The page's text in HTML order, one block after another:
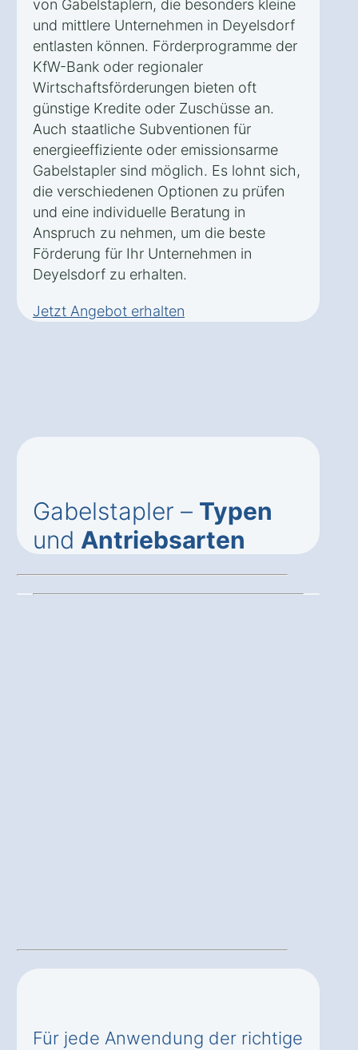
von Gabelstaplern, die besonders kleine
und mittlere Unternehmen in Deyelsdorf
entlasten können. Förderprogramme der
KfW-Bank oder regionaler
Wirtschaftsförderungen bieten oft
günstige Kredite oder Zuschüsse an.
Auch staatliche Subventionen für
energieeffiziente oder emissionsarme
Gabelstapler sind möglich. Es lohnt sich,
die verschiedenen Optionen zu prüfen
und eine individuelle Beratung in
Anspruch zu nehmen, um die beste
Förderung für Ihr Unternehmen in
Deyelsdorf zu erhalten.
Jetzt Angebot erhalten
Gabelstapler – Typen
und Antriebsarten
Für jede Anwendung der richtige